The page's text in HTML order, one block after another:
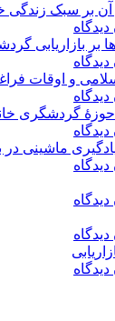
بر سبک زندگی
بر بازاریابی
و اوقات
حوزۀ گردشگری
ماشینی در